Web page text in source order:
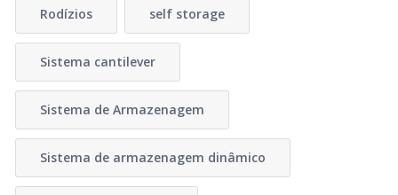
Rodízios self storage
Sistema cantilever
Sistema de Armazenagem
Sistema de armazenagem dinâmico